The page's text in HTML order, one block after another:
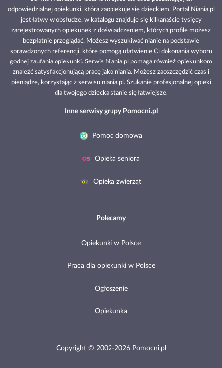
odpowiedzialnej opiekunki, która zaopiekuje się dzieckiem. Portal Niania.pl
jest łatwy w obsłudze, w katalogu znajduje się kilkanaście tysięcy
zarejestrowanych opiekunek z doświadczeniem, których profile możesz
bezpłatnie przeglądać. Możesz wyszukiwać nianie na podstawie
sprawdzonych referencji, które pomogą ułatwienie Ci dokonania wyboru
godnej zaufania opiekunki. Serwis Niania.pl pomaga również opiekunkom
znaleźć satysfakcjonującą pracę jako niania. Możesz zaoszczędzić czas i
pieniądze, korzystając z serwisu niania.pl. Szukanie profesjonalnej opieki
dla twojego dziecka stanie się łatwiejsze.
Inne serwisy grupy Pomocni.pl
Pomoc domowa
Opieka seniora
Opieka zwierząt
Polecamy
Opiekunki w Polsce
Praca dla opiekunki w Polsce
Ogłoszenie
Opiekunka
Copyright © 2002-2026 Pomocni.pl